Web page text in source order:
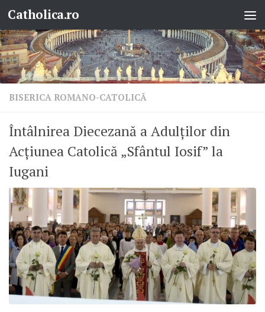
Skip to content
Catholica.ro
BISERICA ROMANO-CATOLICĂ
Întâlnirea Diecezană a Adulților din
Acțiunea Catolică „Sfântul Iosif” la
Iugani